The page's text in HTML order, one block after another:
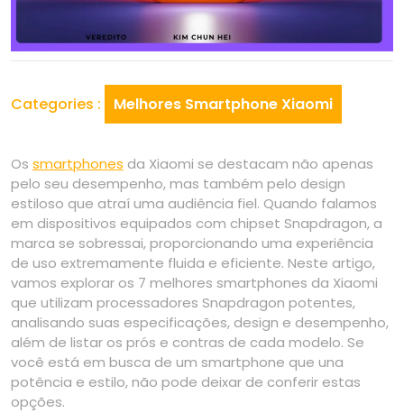
Categories : Melhores Smartphone Xiaomi
Os smartphones da Xiaomi se destacam não apenas
pelo seu desempenho, mas também pelo design
estiloso que atraí uma audiência fiel. Quando falamos
em dispositivos equipados com chipset Snapdragon, a
marca se sobressai, proporcionando uma experiência
de uso extremamente fluida e eficiente. Neste artigo,
vamos explorar os 7 melhores smartphones da Xiaomi
que utilizam processadores Snapdragon potentes,
analisando suas especificações, design e desempenho,
além de listar os prós e contras de cada modelo. Se
você está em busca de um smartphone que una
potência e estilo, não pode deixar de conferir estas
opções.